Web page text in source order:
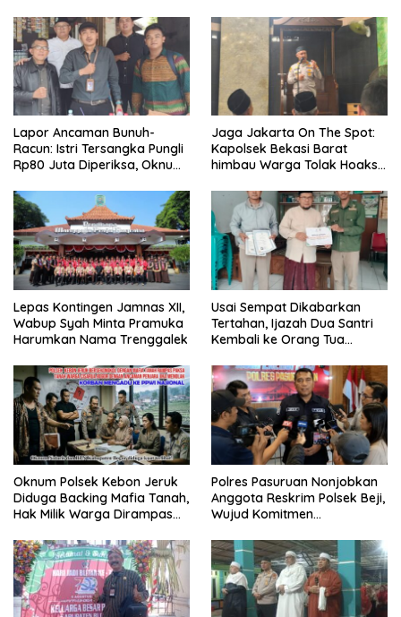
Lapor Ancaman Bunuh-
Racun: Istri Tersangka Pungli
Rp80 Juta Diperiksa, Oknum
Disdagperin
Jaga Jakarta On The Spot:
Kapolsek Bekasi Barat
himbau Warga Tolak Hoaks
Sholat Jumat
Lepas Kontingen Jamnas XII,
Wabup Syah Minta Pramuka
Harumkan Nama Trenggalek
Usai Sempat Dikabarkan
Tertahan, Ijazah Dua Santri
Kembali ke Orang Tua
Oknum Polsek Kebon Jeruk
Diduga Backing Mafia Tanah,
Hak Milik Warga Dirampas
Polres Pasuruan Nonjobkan
Anggota Reskrim Polsek Beji,
Wujud Komitmen
Dugaan Penganiayaan